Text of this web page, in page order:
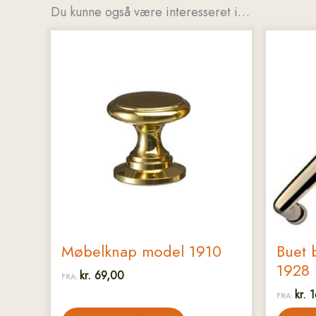
Du kunne også være interesseret i…
Møbelknap model 1910
FRA: kr. 69,00
varianter.
Mulighederne
Buet
1928
FRA: kr.
vælges
på